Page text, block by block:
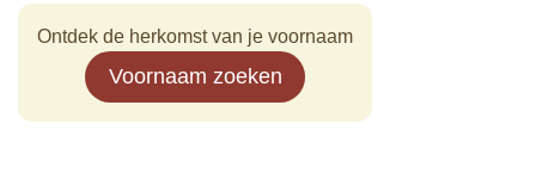
Ontdek de herkomst van je voornaam
Voornaam zoeken